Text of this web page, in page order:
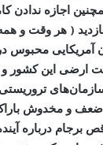
اجازه ندادن
( هر وقت و
آمریکایی محبوس
ارضی این کشور
سازمان‌های
و مخدوش باراک
برجام درباره